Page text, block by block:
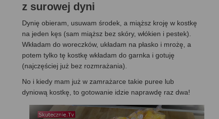
z surowej dyni
Dynię obieram, usuwam środek, a miąższ kroję w kostkę
na jeden kęs (sam miąższ bez skóry, włókien i pestek).
Wkładam do woreczków, układam na płasko i mrożę, a
potem tylko tę kostkę wkładam do garnka i gotuję
(najczęściej już bez rozmrażania).
No i kiedy mam już w zamrażarce takie puree lub
dyniową kostkę, to gotowanie idzie naprawdę raz dwa!